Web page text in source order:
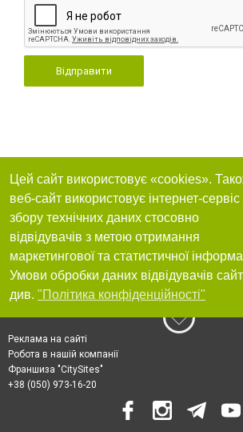
Відправити
Цей сайт використовує «cookies».
веб-сайт використовує інтернет-
збору технічних даних стосовно
відвідувачів з метою отримання
маркетингової та статистичної
Умови обробки даних відвідувачів
див. "Політика конфіденційності"
Реклама на сайті
Робота в нашій компанії
Франшиза "CitySites"
+38 (050) 973-16-20